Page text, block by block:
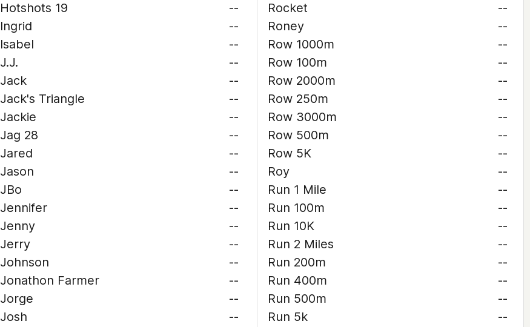
Hotshots 19
--
Ingrid
--
Isabel
--
J.J.
--
Jack
--
Jack's Triangle
--
Jackie
--
Jag 28
--
Jared
--
Jason
--
JBo
--
Jennifer
--
Jenny
--
Jerry
--
Johnson
--
Jonathon Farmer
--
Jorge
--
Josh
--
Rocket
--
Roney
--
Row 1000m
--
Row 100m
--
Row 2000m
--
Row 250m
--
Row 3000m
--
Row 500m
--
Row 5K
--
Roy
--
Run 1 Mile
--
Run 100m
--
Run 10K
--
Run 2 Miles
--
Run 200m
--
Run 400m
--
Run 500m
--
Run 5k
--